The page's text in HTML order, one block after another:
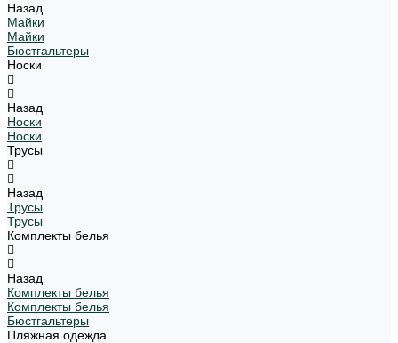
Назад
Майки
Майки
Бюстгальтеры
Носки
Назад
Носки
Носки
Трусы
Назад
Трусы
Трусы
Комплекты белья
Назад
Комплекты белья
Комплекты белья
Бюстгальтеры
Пляжная одежда